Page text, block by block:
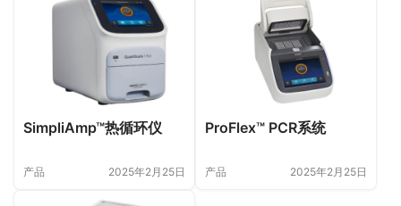
SimpliAmp™热循环仪
产品 2025年2月25日
ProFlex™ PCR系统
产品 2025年2月25日